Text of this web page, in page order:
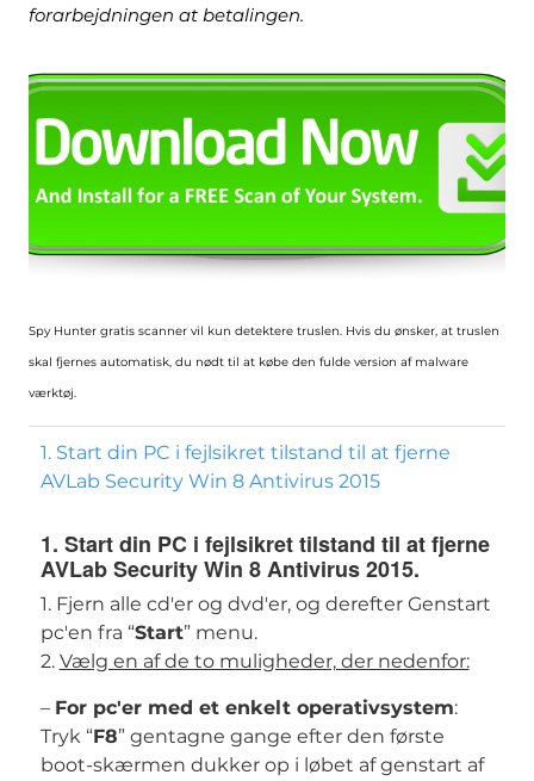
forarbejdningen at betalingen.
Spy Hunter gratis scanner vil kun detektere truslen. Hvis du ønsker, at truslen
skal fjernes automatisk, du nødt til at købe den fulde version af malware
værktøj.
1. Start din PC i fejlsikret tilstand til at fjerne
AVLab Security Win 8 Antivirus 2015
1. Start din PC i fejlsikret tilstand til at fjerne
AVLab Security Win 8 Antivirus 2015.
1. Fjern alle cd'er og dvd'er, og derefter Genstart
pc'en fra “Start” menu.
2. Vælg en af ​​de to muligheder, der nedenfor:
– For pc'er med et enkelt operativsystem:
Tryk “F8” gentagne gange efter den første
boot-skærmen dukker op i løbet af genstart af